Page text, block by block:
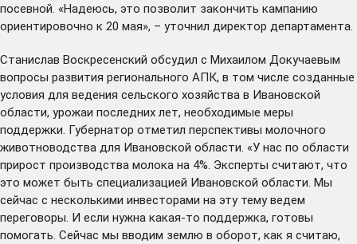
посевной. «Надеюсь, это позволит закончить кампанию
ориентировочно к 20 мая», – уточнил директор департамента.
Станислав Воскресенский обсудил с Михаилом Докучаевым
вопросы развития регионального АПК, в том числе созданные
условия для ведения сельского хозяйства в Ивановской
области, урожаи последних лет, необходимые меры
поддержки. Губернатор отметил перспективы молочного
животноводства для Ивановской области. «У нас по области
прирост производства молока на 4%. Эксперты считают, что
это может быть специализацией Ивановской области. Мы
сейчас с несколькими инвесторами на эту тему ведем
переговоры. И если нужна какая-то поддержка, готовы
помогать. Сейчас мы вводим землю в оборот, как я считаю,